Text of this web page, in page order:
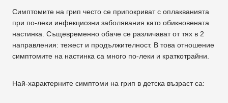
Симптомите на грип често се припокриват с оплакванията
при по-леки инфекциозни заболявания като обикновената
настинка. Същевременно обаче се различават от тях в 2
направления: тежест и продължителност. В това отношение
симптомите на настинка са много по-леки и краткотрайни.
Най-характерните симптоми на грип в детска възраст са: